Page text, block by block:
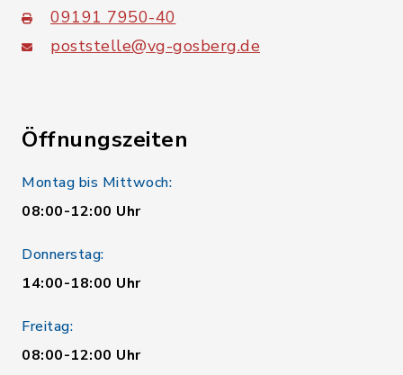
09191 7950-40
poststelle@vg-gosberg.de
Öffnungszeiten
Montag bis Mittwoch:
08:00-12:00 Uhr
Donnerstag:
14:00-18:00 Uhr
Freitag:
08:00-12:00 Uhr